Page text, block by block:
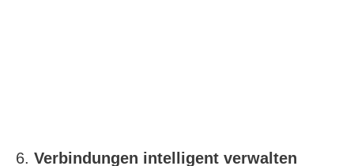
6. Verbindungen intelligent verwalten